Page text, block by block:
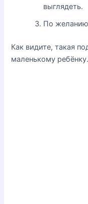
выглядеть.
По
Как видите, такая
маленькому ребёнку.